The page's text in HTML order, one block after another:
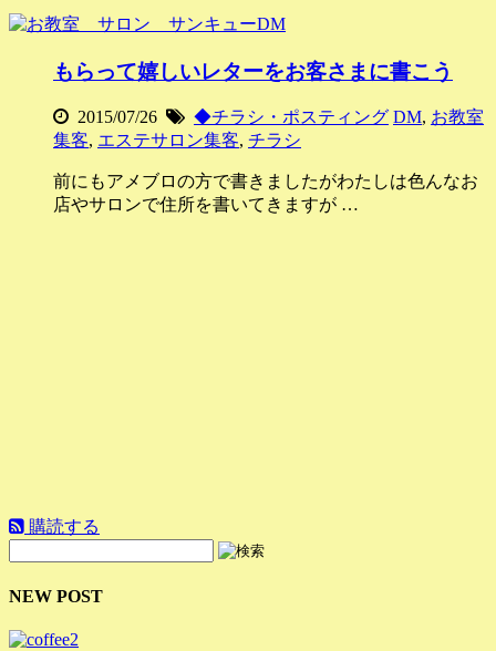
もらって嬉しいレターをお客さまに書こう
2015/07/26 ◆チラシ・ポスティング DM, お教室
集客, エステサロン集客, チラシ
前にもアメブロの方で書きましたがわたしは色んなお
店やサロンで住所を書いてきますが …
購読する
NEW POST